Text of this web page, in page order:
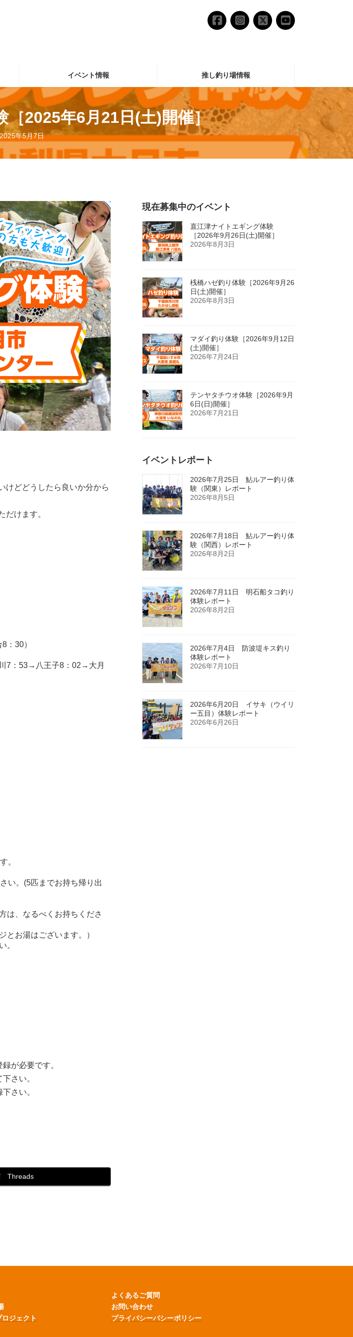
イベント情報 推し釣り場情報
2025年6月21日(土)開催］
2025年5月7日
けどどうしたら良いか分から
だけます。
：30）
7：53→八王子8：02→大月
。
い。(5匹までお持ち帰り出
は、なるべくお持ちくださ
とお湯はございます。）
。
が必要です。
さい。
さい。
Threads
現在募集中のイベント
直江津ナイトエギング体験
［2026年9月26日(土)開催］
2026年8月3日
桟橋ハゼ釣り体験［2026年9月26
日(土)開催］
2026年8月3日
マダイ釣り体験［2026年9月12日
(土)開催］
2026年7月24日
テンヤタチウオ体験［2026年9月
6日(日)開催］
2026年7月21日
イベントレポート
2026年7月25日 鮎ルアー釣り体
験（関東）レポート
2026年8月5日
2026年7月18日 鮎ルアー釣り体
験（関西）レポート
2026年8月2日
2026年7月11日 明石船タコ釣り
体験レポート
2026年8月2日
2026年7月4日 防波堤キス釣り
体験レポート
2026年7月10日
2026年6月20日 イサキ（ウイリ
ー五目）体験レポート
2026年6月26日
ジェクト
よくあるご質問
お問い合わせ
プライバシーバシーポリシー